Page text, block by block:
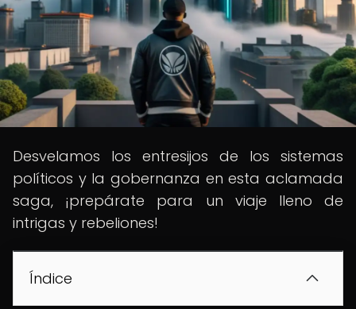
Desvelamos los entresijos de los sistemas
políticos y la gobernanza en esta aclamada
saga, ¡prepárate para un viaje lleno de
intrigas y rebeliones!
Índice